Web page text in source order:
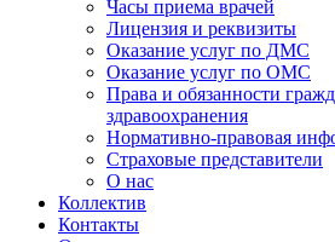
Часы приема врачей
Лицензия и реквизиты
Оказание услуг по ДМС
Оказание услуг по ОМС
Права и обязанности
здравоохранения
Нормативно-правовая
Страховые представители
О нас
Коллектив
Контакты